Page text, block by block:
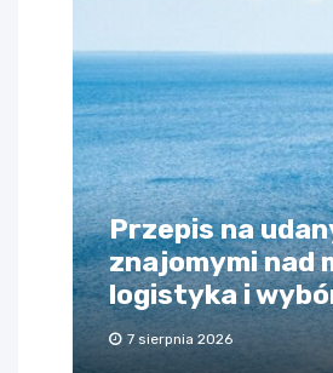
Przepis na
znajomymi nad
logistyka i
7 sierpnia 2026